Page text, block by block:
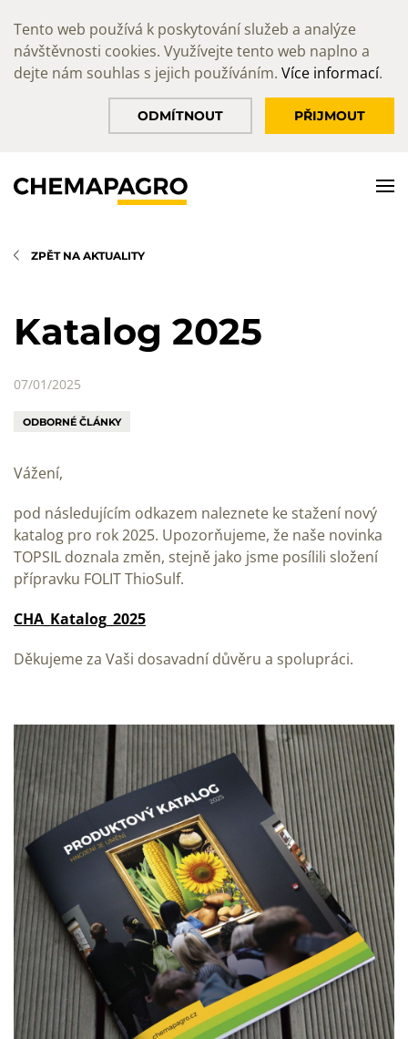
Tento web používá k poskytování služeb a analýze
návštěvnosti cookies. Využívejte tento web naplno a
dejte nám souhlas s jejich používáním. Více informací.
ODMÍTNOUT PŘIJMOUT
ZPĚT NA AKTUALITY
Katalog 2025
07/01/2025
ODBORNÉ ČLÁNKY
Vážení,
pod následujícím odkazem naleznete ke stažení nový
katalog pro rok 2025. Upozorňujeme, že naše novinka
TOPSIL doznala změn, stejně jako jsme posílili složení
přípravku FOLIT ThioSulf.
CHA_Katalog_2025
Děkujeme za Vaši dosavadní důvěru a spolupráci.